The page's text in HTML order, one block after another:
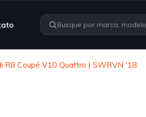
R8 Coupé V10 Quattro | SWRVN '18